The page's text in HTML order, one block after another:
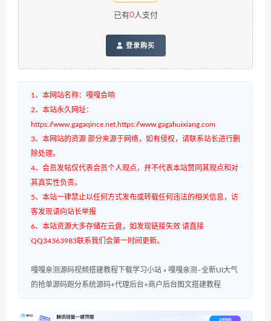
已有0人支付
登录购买
1、本网站名称：嘎嘎会响
2、本站永久网址：
https://www.gagaqince.net,https://www.gagahuixiang.com
3、本网站的资源 部分来源于网络，如有侵权，请联系站长进行删
除处理。
4、会员发帖仅代表会员个人观点，并不代表本站赞同其观点和对
其真实性负责。
5、本站一律禁止以任何方式发布或转载任何违法的相关信息，访
客发现请向站长举报
6、本站资源大多存储在云盘，如发现链接失效 请直接
QQ34363983联系我们会第一时间更新。
嘎嘎亲测源码视频搭建教程下载学习小站 » 嘎嘎亲测–全新UI大气
的抢单源码跑分系统源码+代理后台+商户后台图文搭建教程